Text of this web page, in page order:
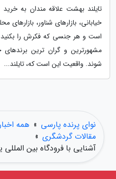
تایلند بهشت علاقه مندان به
خیابانی، بازارهای شناور،
است و هر جنسی که فکرش را بکنید
مشهورترین و گران ترین برندهای
شوند. واقعیت این است که، تایلند...
نوای پرنده پارسی » همه
مقالات گردشگری »
آشنایی با فرودگاه بین المللی